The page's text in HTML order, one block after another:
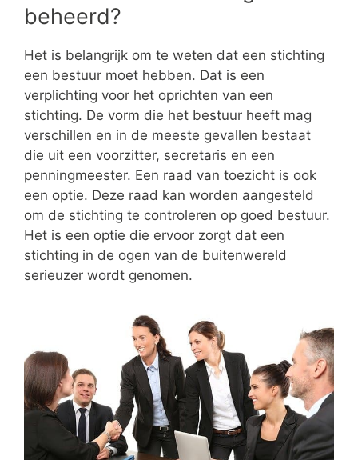
beheerd?
Het is belangrijk om te weten dat een stichting
een bestuur moet hebben. Dat is een
verplichting voor het oprichten van een
stichting. De vorm die het bestuur heeft mag
verschillen en in de meeste gevallen bestaat
die uit een voorzitter, secretaris en een
penningmeester. Een raad van toezicht is ook
een optie. Deze raad kan worden aangesteld
om de stichting te controleren op goed bestuur.
Het is een optie die ervoor zorgt dat een
stichting in de ogen van de buitenwereld
serieuzer wordt genomen.